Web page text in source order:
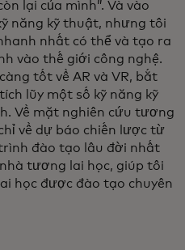
lại của mình”. Và vào
năng kỹ thuật, nhưng tôi
nhất có thể và tạo ra
vào thế giới công nghệ.
tốt về AR và VR, bắt
lũy một số kỹ năng kỹ
Về mặt nghiên cứu tương
về dự báo chiến lược từ
đào tạo lâu đời nhất
tương lai học, giúp tôi
học được đào tạo chuyên